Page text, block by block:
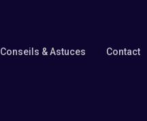
Conseils & Astuces Contact